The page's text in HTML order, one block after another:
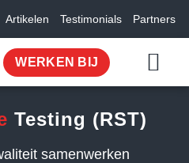
Artikelen Testimonials Partners
WERKEN BIJ
Testing (RST)
samenwerken